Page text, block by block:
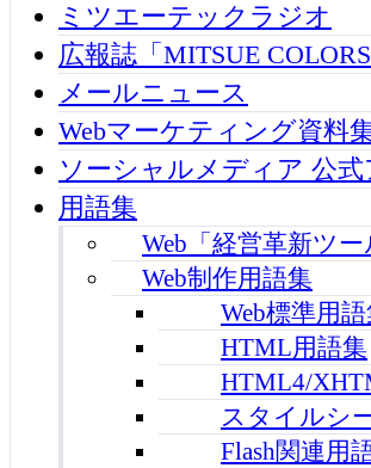
ミツエーテックラジオ
広報誌「MITSUE COLORS
メールニュース
Webマーケティング資料
ソーシャルメディア 公式
用語集
Web「経営革新ツ
Web制作用語集
Web標準用語
HTML用語集
HTML4/
スタイルシ
Flash関連用